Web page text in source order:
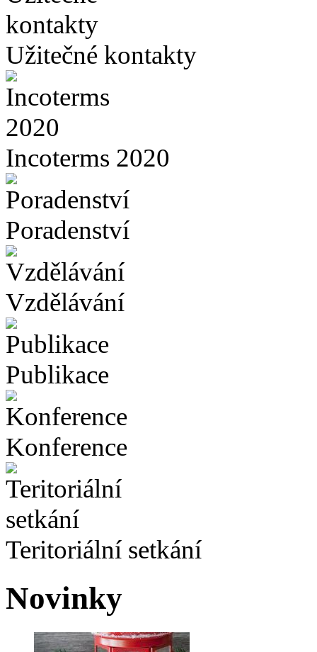
Užitečné kontakty
Incoterms 2020
Poradenství
Vzdělávání
Publikace
Konference
Teritoriální setkání
Novinky